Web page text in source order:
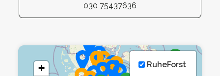
030 75437636
+
RuheForst